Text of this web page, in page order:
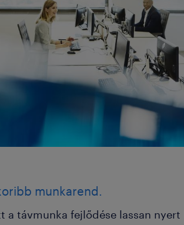
munkarend.
a távmunka fejlődése lassan